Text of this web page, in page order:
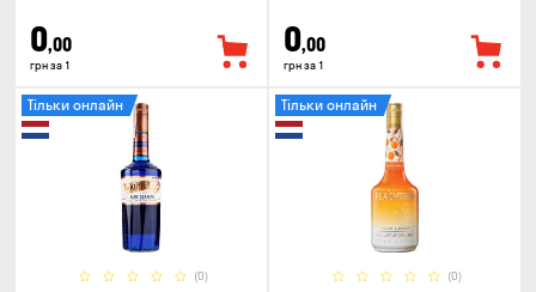
0,00
грн за 1
0,00
грн за 1
(0)
Тільки онлайн
(0)
Тільки онлайн